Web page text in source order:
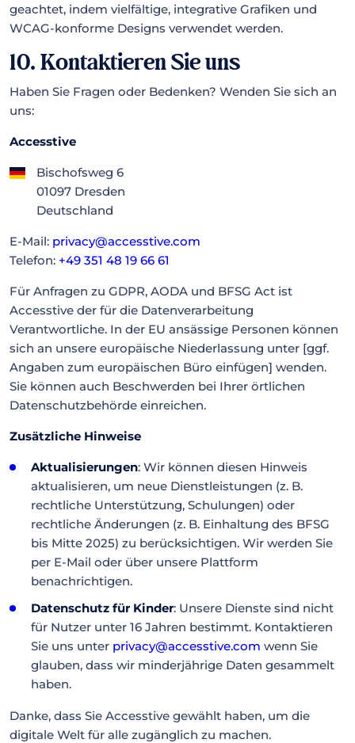
geachtet, indem vielfältige, integrative Grafiken und
WCAG-konforme Designs verwendet werden.
10. Kontaktieren Sie uns
Haben Sie Fragen oder Bedenken? Wenden Sie sich an
uns:
Accesstive
Bischofsweg 6
01097 Dresden
Deutschland
E-Mail: privacy@accesstive.com
Telefon: +49 351 48 19 66 61
Für Anfragen zu GDPR, AODA und BFSG Act ist
Accesstive der für die Datenverarbeitung
Verantwortliche. In der EU ansässige Personen können
sich an unsere europäische Niederlassung unter [ggf.
Angaben zum europäischen Büro einfügen] wenden.
Sie können auch Beschwerden bei Ihrer örtlichen
Datenschutzbehörde einreichen.
Zusätzliche Hinweise
Aktualisierungen: Wir können diesen Hinweis
aktualisieren, um neue Dienstleistungen (z. B.
rechtliche Unterstützung, Schulungen) oder
rechtliche Änderungen (z. B. Einhaltung des BFSG
bis Mitte 2025) zu berücksichtigen. Wir werden Sie
per E-Mail oder über unsere Plattform
benachrichtigen.
Datenschutz für Kinder: Unsere Dienste sind nicht
für Nutzer unter 16 Jahren bestimmt. Kontaktieren
Sie uns unter privacy@accesstive.com wenn Sie
glauben, dass wir minderjährige Daten gesammelt
haben.
Danke, dass Sie Accesstive gewählt haben, um die
digitale Welt für alle zugänglich zu machen.